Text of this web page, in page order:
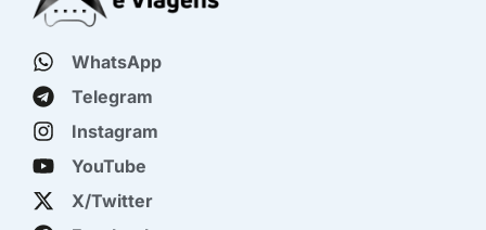
WhatsApp
Telegram
Instagram
YouTube
X/Twitter